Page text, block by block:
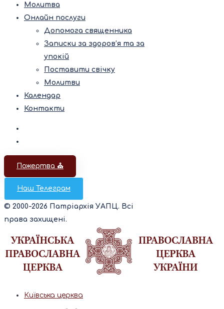
Молитва
Онлайн послуги
Допомога священника
Записки за здоров’я та за
упокій
Поставити свічку
Молитви
Календар
Контакти
Пожертва ⛪️
Наш Телеграм
© 2000-2026 Патріархія УАПЦ. Всі
права захищені.
Київська церква